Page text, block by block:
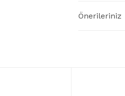
Önerileriniz